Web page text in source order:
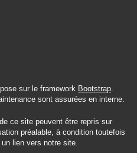
sur le framework Bootstrap.
sont assurées en interne.
ce site peuvent être repris sur
préalable, à condition toutefois
lien vers notre site.